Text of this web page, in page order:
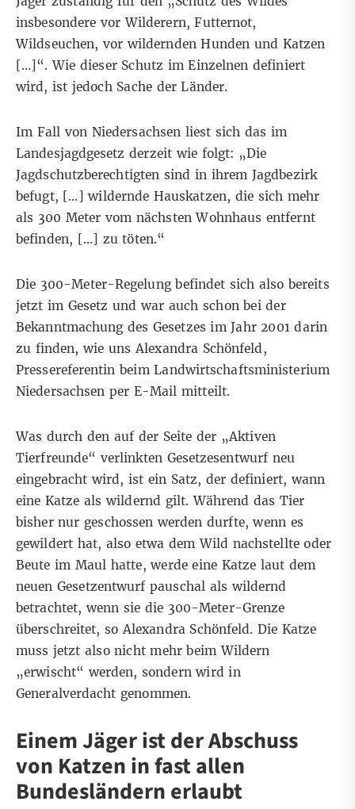
insbesondere vor Wilderern, Futternot,
Wildseuchen, vor wildernden Hunden und Katzen
[…]“. Wie dieser Schutz im Einzelnen definiert
wird, ist jedoch Sache der Länder.
Im Fall von Niedersachsen liest sich das im
Landesjagdgesetz derzeit wie folgt: „Die
Jagdschutzberechtigten sind in ihrem Jagdbezirk
befugt, […] wildernde Hauskatzen, die sich mehr
als 300 Meter vom nächsten Wohnhaus entfernt
befinden, […] zu töten.“
Die 300-Meter-Regelung befindet sich also bereits
jetzt im Gesetz und war auch schon bei der
Bekanntmachung des Gesetzes im Jahr 2001 darin
zu finden, wie uns Alexandra Schönfeld,
Pressereferentin beim Landwirtschaftsministerium
Niedersachsen per E-Mail mitteilt.
Was durch den auf der Seite der „Aktiven
Tierfreunde“ verlinkten Gesetzesentwurfneu
eingebracht wird, ist ein Satz, der definiert, wann
eine Katze als wildernd gilt. Während das Tier
bisher nur geschossen werden durfte, wenn es
gewildert hat, also etwa dem Wild nachstellte oder
Beute im Maul hatte, werde eine Katze laut dem
neuen Gesetzentwurf pauschal als wildernd
betrachtet, wenn sie die 300-Meter-Grenze
überschreitet, so Alexandra Schönfeld. Die Katze
muss jetzt also nicht mehr beim Wildern
„erwischt“ werden, sondern wird in
Generalverdacht genommen.
Einem Jäger ist der Abschuss
von Katzen in fast allen
Bundesländern erlaubt